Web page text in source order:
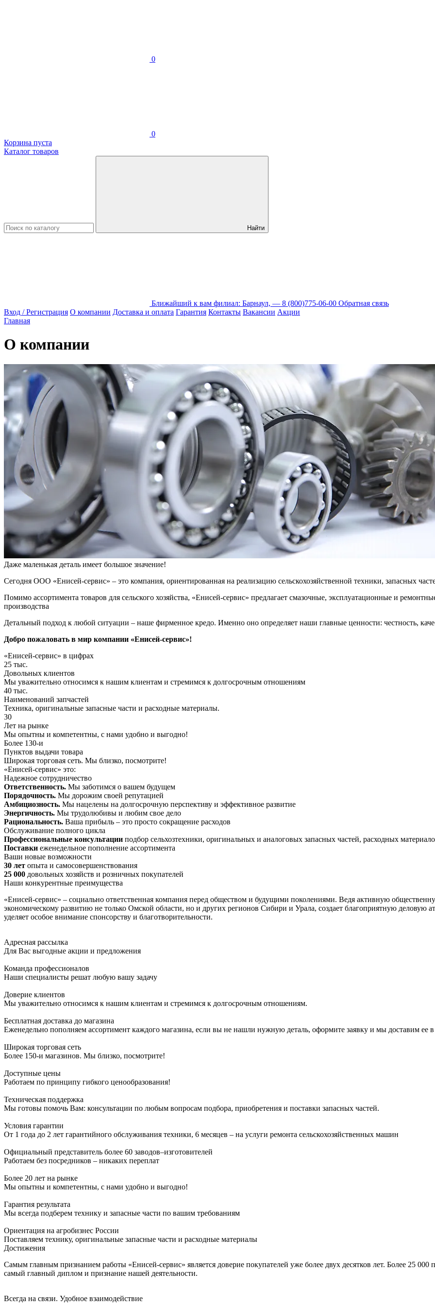
0
0
Корзина пуста
Каталог товаров
Найти
Ближайший к вам филиал: Барнаул, — 8 (800)775-06-00 Обратная связь
Вход / Регистрация О компании Доставка и оплата Гарантия Контакты Вакансии Акции
Главная
О компании
Даже маленькая деталь имеет большое значение!
Сегодня ООО «Енисей-сервис» – это компания, ориентированная на реализацию сельскохозяйственной техники, запасных
Помимо ассортимента товаров для сельского хозяйства, «Енисей-сервис» предлагает смазочные, эксплуатационные и
производства
Детальный подход к любой ситуации – наше фирменное кредо. Именно оно определяет наши главные ценности: честность,
Добро пожаловать в мир компании «Енисей-сервис»!
«Енисей-cервис» в цифрах
25 тыс.
Довольных клиентов
Мы уважительно относимся к нашим клиентам и стремимся к долгосрочным отношениям
40 тыс.
Наименований запчастей
Техника, оригинальные запасные части и расходные материалы.
30
Лет на рынке
Мы опытны и компетентны, с нами удобно и выгодно!
Более 130-и
Пунктов выдачи товара
Широкая торговая сеть. Мы близко, посмотрите!
«Енисей-сервис» это:
Надежное сотрудничество
Ответственность. Мы заботимся о вашем будущем
Порядочность. Мы дорожим своей репутацией
Амбициозность. Мы нацелены на долгосрочную перспективу и эффективное развитие
Энергичность. Мы трудолюбивы и любим свое дело
Рациональность. Ваша прибыль – это просто сокращение расходов
Обслуживание полного цикла
Профессиональные консультации подбор сельхозтехники, оригинальных и аналоговых запасных частей, расходных
Поставки еженедельное пополнение ассортимента
Ваши новые возможности
30 лет опыта и самосовершенствования
25 000 довольных хозяйств и розничных покупателей
Наши конкурентные преимущества
«Енисей-сервис» – социально ответственная компания перед обществом и будущими поколениями. Ведя активную
экономическому развитию не только Омской области, но и других регионов Сибири и Урала, создает благоприятную деловую
уделяет особое внимание спонсорству и благотворительности.
Адресная рассылка
Для Вас выгодные акции и предложения
Команда профессионалов
Наши специалисты решат любую вашу задачу
Доверие клиентов
Мы уважительно относимся к нашим клиентам и стремимся к долгосрочным отношениям.
Бесплатная доставка до магазина
Еженедельно пополняем ассортимент каждого магазина, если вы не нашли нужную деталь, оформите заявку и мы доставим ее в
Широкая торговая сеть
Более 150-и магазинов. Мы близко, посмотрите!
Доступные цены
Работаем по принципу гибкого ценообразования!
Техническая поддержка
Мы готовы помочь Вам: консультации по любым вопросам подбора, приобретения и поставки запасных частей.
Условия гарантии
От 1 года до 2 лет гарантийного обслуживания техники, 6 месяцев – на услуги ремонта сельскохозяйственных машин
Официальный представитель более 60 заводов–изготовителей
Работаем без посредников – никаких переплат
Более 20 лет на рынке
Мы опытны и компетентны, с нами удобно и выгодно!
Гарантия результата
Мы всегда подберем технику и запасные части по вашим требованиям
Ориентация на агробизнес России
Поставляем технику, оригинальные запасные части и расходные материалы
Достижения
Самым главным признанием работы «Енисей-сервис» является доверие покупателей уже более двух десятков лет. Более 25 000
самый главный диплом и признание нашей деятельности.
Всегда на связи. Удобное взаимодействие